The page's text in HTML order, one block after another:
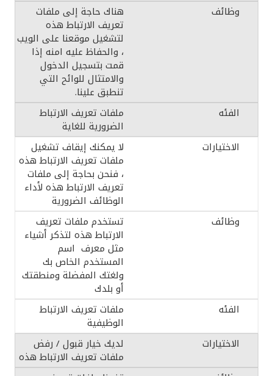
هناك حاجة إلى ملفات
تعريف الارتباط هذه
لتشغيل موقعنا على الويب
، والحفاظ عليه امنه إذا
قمت بتسجيل الدخول
والامتثال للوائح التي
تنطبق علينا.
ملفات تعريف الارتباط
الضرورية للغاية
لا يمكنك إيقاف تشغيل
ملفات تعريف الارتباط هذه
، فنحن بحاجة إلى ملفات
تعريف الارتباط هذه لأداء
الوظائف الضرورية
تستخدم ملفات تعريف
الارتباط هذه لتذكر أشياء
مثل معرف اسم
المستخدم الخاص بك
ولغتك المفضلة ومنطقتك
أو بلدك
ملفات تعريف الارتباط
الوظيفية
لديك خيار قبول / رفض
ملفات تعريف الارتباط هذه